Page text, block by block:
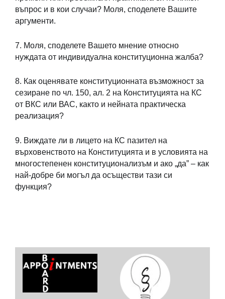
въпрос и в кои случаи? Моля, споделете Вашите
аргументи.
7. Моля, споделете Вашето мнение относно
нуждата от индивидуална конституционна жалба?
8. Как оценявате конституционната възможност за
сезиране по чл. 150, ал. 2 на Конституцията на КС
от ВКС или ВАС, както и нейната практическа
реализация?
9. Виждате ли в лицето на КС пазител на
върховенството на Конституцията и в условията на
многостепенен конституционализъм и ако „да” – как
най-добре би могъл да осъществи тази си
функция?